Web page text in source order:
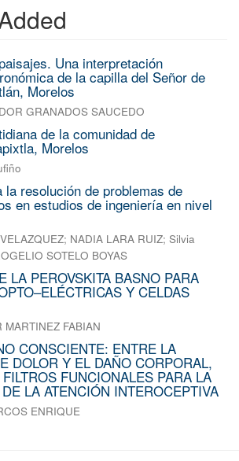
Una interpretación
de la capilla del Señor de
Morelos
GRANADOS SAUCEDO
de la comunidad de
Morelos
la resolución de problemas de
en estudios de ingeniería en nivel
; NADIA LARA RUIZ; Silvia
SOTELO BOYAS
LA PEROVSKITA BASNO PARA
Y CELDAS
MARTINEZ FABIAN
CONSCIENTE: ENTRE LA
DOLOR Y EL DAÑO CORPORAL,
FUNCIONALES PARA LA
LA ATENCIÓN INTEROCEPTIVA
ENRIQUE